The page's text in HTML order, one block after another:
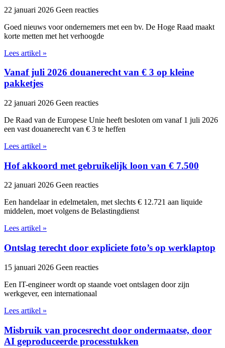
22 januari 2026 Geen reacties
Goed nieuws voor ondernemers met een bv. De Hoge Raad maakt
korte metten met het verhoogde
Lees artikel »
Vanaf juli 2026 douanerecht van € 3 op kleine
pakketjes
22 januari 2026 Geen reacties
De Raad van de Europese Unie heeft besloten om vanaf 1 juli 2026
een vast douanerecht van € 3 te heffen
Lees artikel »
Hof akkoord met gebruikelijk loon van € 7.500
22 januari 2026 Geen reacties
Een handelaar in edelmetalen, met slechts € 12.721 aan liquide
middelen, moet volgens de Belastingdienst
Lees artikel »
Ontslag terecht door expliciete foto’s op werklaptop
15 januari 2026 Geen reacties
Een IT-engineer wordt op staande voet ontslagen door zijn
werkgever, een internationaal
Lees artikel »
Misbruik van procesrecht door ondermaatse, door
AI geproduceerde processtukken